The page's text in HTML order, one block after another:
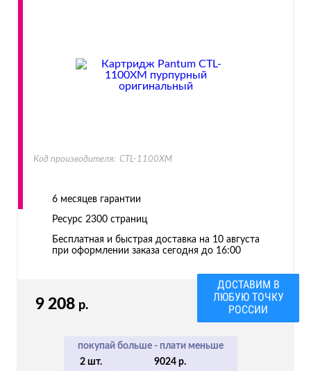
ДОСТАВИМ В
ЛЮБУЮ ТОЧКУ
РОССИИ
9 208 р.
покупай больше - плати меньше
2 шт.
9024 р.
Код производителя: CTL-1100XM
6 месяцев гарантии
Ресурс 2300 страниц
Бесплатная и быстрая доставка на 10 августа
при оформлении заказа сегодня до 16:00